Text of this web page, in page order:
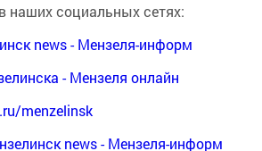
наших социальных сетях:
news - Мензеля-информ
- Мензеля онлайн
menzelinsk
news - Мензеля-информ